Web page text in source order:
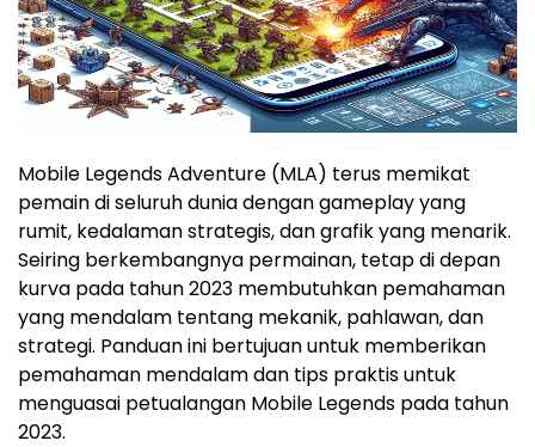
Mobile Legends Adventure (MLA) terus memikat
pemain di seluruh dunia dengan gameplay yang
rumit, kedalaman strategis, dan grafik yang menarik.
Seiring berkembangnya permainan, tetap di depan
kurva pada tahun 2023 membutuhkan pemahaman
yang mendalam tentang mekanik, pahlawan, dan
strategi. Panduan ini bertujuan untuk memberikan
pemahaman mendalam dan tips praktis untuk
menguasai petualangan Mobile Legends pada tahun
2023.